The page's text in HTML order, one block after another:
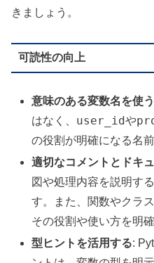
きましょう。
可読性の向上
意味のある変数名を使う
はなく、 user_idや
の役割が明確になる名
適切なコメントとドキ
図や処理内容を説明す
す。また、関数やクラ
その役割や使い方を明
型ヒントを活用する: